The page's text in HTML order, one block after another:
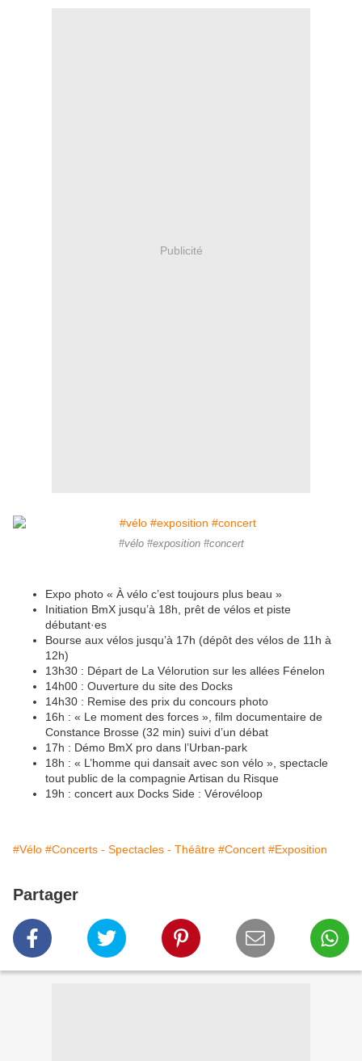
Publicité
#vélo #exposition #concert
Expo photo « À vélo c’est toujours plus beau »
Initiation BmX jusqu’à 18h, prêt de vélos et piste
débutant·es
Bourse aux vélos jusqu’à 17h (dépôt des vélos de 11h à
12h)
13h30 : Départ de La Vélorution sur les allées Fénelon
14h00 : Ouverture du site des Docks
14h30 : Remise des prix du concours photo
16h : « Le moment des forces », film documentaire de
Constance Brosse (32 min) suivi d’un débat
17h : Démo BmX pro dans l’Urban-park
18h : « L’homme qui dansait avec son vélo », spectacle
tout public de la compagnie Artisan du Risque
19h : concert aux Docks Side : Vérovéloop
#Vélo #Concerts - Spectacles - Théâtre #Concert #Exposition
Partager